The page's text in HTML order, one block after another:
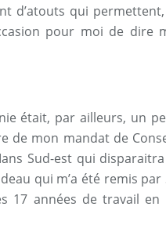
d’atouts qui
pour moi de dire
était, par ailleurs, un
de mon mandat de
Sud-est qui
qui m’a été remis par
17 années de travail